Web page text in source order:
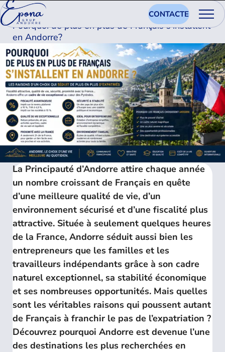
CONTACTE
Pourquoi de plus en plus de Français s'installent
en Andorre?
La Principauté d’Andorre attire chaque année
un nombre croissant de Français en quête
d’une meilleure qualité de vie, d’un
environnement sécurisé et d’une fiscalité plus
attractive. Située à seulement quelques heures
de la France, Andorre séduit aussi bien les
entrepreneurs que les familles et les
travailleurs indépendants grâce à son cadre
naturel exceptionnel, sa stabilité économique
et ses nombreuses opportunités. Mais quelles
sont les véritables raisons qui poussent autant
de Français à franchir le pas de l’expatriation ?
Découvrez pourquoi Andorre est devenue l’une
des destinations les plus recherchées en